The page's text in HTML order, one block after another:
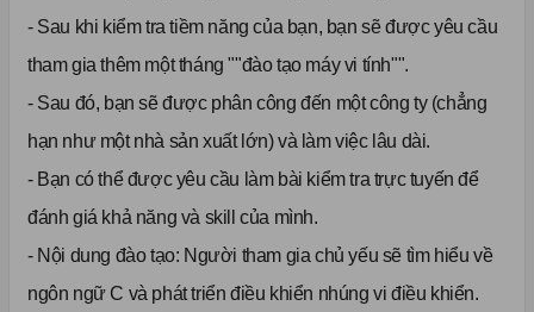
- Sau khi kiểm tra tiềm năng của bạn, bạn sẽ được yêu cầu
tham gia thêm một tháng ""đào tạo máy vi tính"".
- Sau đó, bạn sẽ được phân công đến một công ty (chẳng
hạn như một nhà sản xuất lớn) và làm việc lâu dài.
- Bạn có thể được yêu cầu làm bài kiểm tra trực tuyến để
đánh giá khả năng và skill của mình.
- Nội dung đào tạo: Người tham gia chủ yếu sẽ tìm hiểu về
ngôn ngữ C và phát triển điều khiển nhúng vi điều khiển.